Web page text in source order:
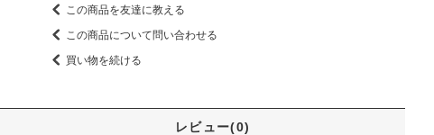
この商品を友達に教える
この商品について問い合わせる
買い物を続ける
レビュー(0)